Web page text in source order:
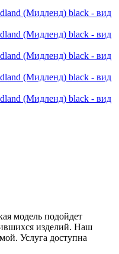
модель подойдет
изделий. Наш
Услуга доступна